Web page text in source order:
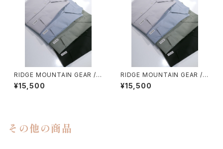
RIDGE MOUNTAIN GEAR / B
ASIC SHORT SLEEVE SHIR
T（WOMEN）
¥15,500
RIDGE MOUNTAIN GEAR / B
ASIC SHORT SLEEVE SHIR
T（MEN）
¥15,500
その他の商品